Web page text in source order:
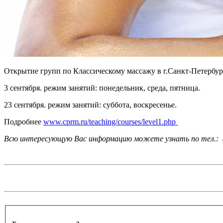
Открытие групп по Классическому массажу в г.Санкт-
3 сентября. режим занятий: понедельник, среда, пятница.
23 сентября. режим занятий: суббота, воскресенье.
Подробнее www.cprm.ru/teaching/courses/level1.php
Всю интересующую Вас информацию можете узнать по тел.: